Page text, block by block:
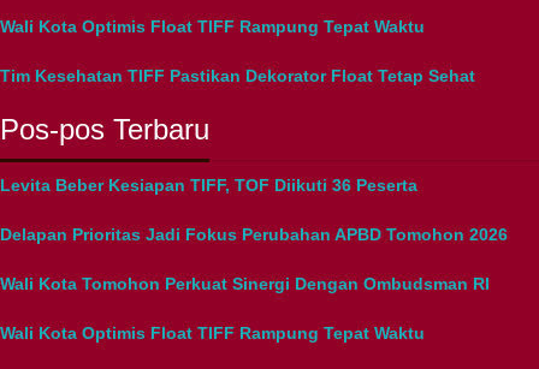
Wali Kota Optimis Float TIFF Rampung Tepat Waktu
Tim Kesehatan TIFF Pastikan Dekorator Float Tetap Sehat
Pos-pos Terbaru
Levita Beber Kesiapan TIFF, TOF Diikuti 36 Peserta
Delapan Prioritas Jadi Fokus Perubahan APBD Tomohon 2026
Wali Kota Tomohon Perkuat Sinergi Dengan Ombudsman RI
Wali Kota Optimis Float TIFF Rampung Tepat Waktu